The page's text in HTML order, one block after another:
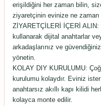
erişildiğini her zaman bilin,
ziyaretçinin evinize ne
ZİYARETÇİLERİ İÇERİ ALIN:
kullanarak dijital anahtarlar
arkadaşlarınız ve
yönetin.
KOLAY DIY KURULUMU:
kurulumu kolaydır. Eviniz
anahtarsız akıllı kapı kilidi
kolayca monte edilir.